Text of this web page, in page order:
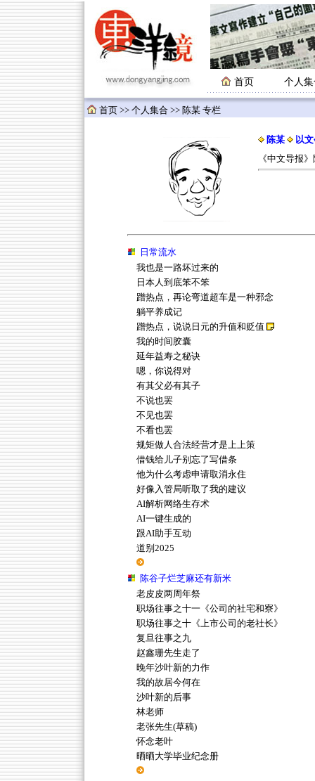
首页 个人
首页 >> 个人集合 >> 陈某 专栏
陈某
以
《中文导报
日常流水
我也是一路坏过来的
日本人到底笨不笨
蹭热点，再论弯道超车是一种邪念
躺平养成记
蹭热点，说说日元的升值和贬值
我的时间胶囊
延年益寿之秘诀
嗯，你说得对
有其父必有其子
不说也罢
不见也罢
不看也罢
规矩做人合法经营才是上上策
借钱给儿子别忘了写借条
他为什么考虑申请取消永住
好像入管局听取了我的建议
AI解析网络生存术
AI一键生成的
跟AI助手互动
道别2025
陈谷子烂芝麻还有新米
老皮皮两周年祭
职场往事之十一《公司的社宅和寮》
职场往事之十《上市公司的老社长》
复旦往事之九
赵鑫珊先生走了
晚年沙叶新的力作
我的故居今何在
沙叶新的后事
林老师
老张先生(草稿)
怀念老叶
晒晒大学毕业纪念册